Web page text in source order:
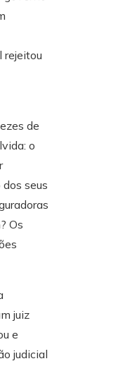
rejeitou
de
o
seus
Os
juiz
e
judicial